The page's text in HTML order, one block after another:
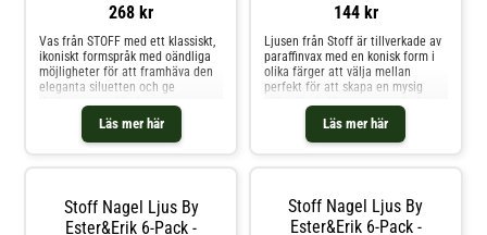
268 kr
Läs mer här
Vas från STOFF med ett klassiskt,
ikoniskt formspråk med oändliga
möjligheter för att framhäva den
eleganta siluetten och ge
uttryck. Kombinera vasen med
ljushållare från STOFF.Om vasen
från STOFF- Nagel uppskattas för
Shoppa Tillbehör ljusstakar &
ljuslyktor och mer Ljusstakar &
144 kr
Läs mer här
Ljusen från Stoff är tillverkade av
paraffinvax med en konisk form i
olika färger att välja mellan
perfekt för att skapa en mysig
Välj ut en favoritfärg eller
kombinera flera och skapa en unik
färgkombination. Om ljusen från
Stoff.- Ljusen kommer i olika
färger. Ljusets mått:- Bredd: 13
Stoff Nagel Ljus By
Ester&Erik 6-Pack -
Stoff Nagel Ljus By
Ester&Erik 6-Pack -